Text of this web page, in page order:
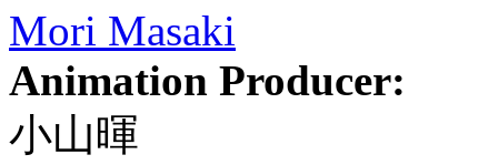
Mori Masaki
Animation Producer:
小山暉